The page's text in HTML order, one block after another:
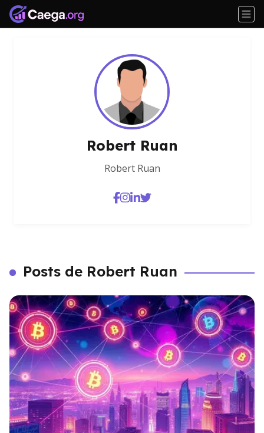
Robert Ruan
Robert Ruan
Posts de Robert Ruan